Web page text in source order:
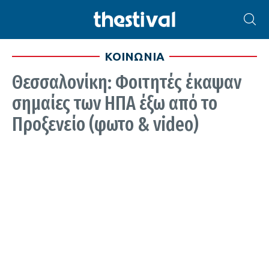
ΚΟΙΝΩΝΙΑ
Θεσσαλονίκη: Φοιτητές έκαψαν
σημαίες των ΗΠΑ έξω από το
Προξενείο (φωτο & video)